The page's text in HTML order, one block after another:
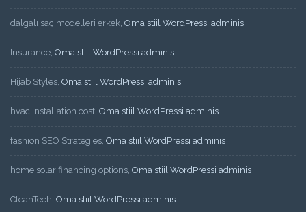
dalgalı saç modelleri erkek, Oma stiil WordPressi adminis
Insurance, Oma stiil WordPressi adminis
Hijab Styles, Oma stiil WordPressi adminis
hvac installation cost, Oma stiil WordPressi adminis
fashion SEO Strategies, Oma stiil WordPressi adminis
home solar financing options, Oma stiil WordPressi adminis
CleanTech, Oma stiil WordPressi adminis